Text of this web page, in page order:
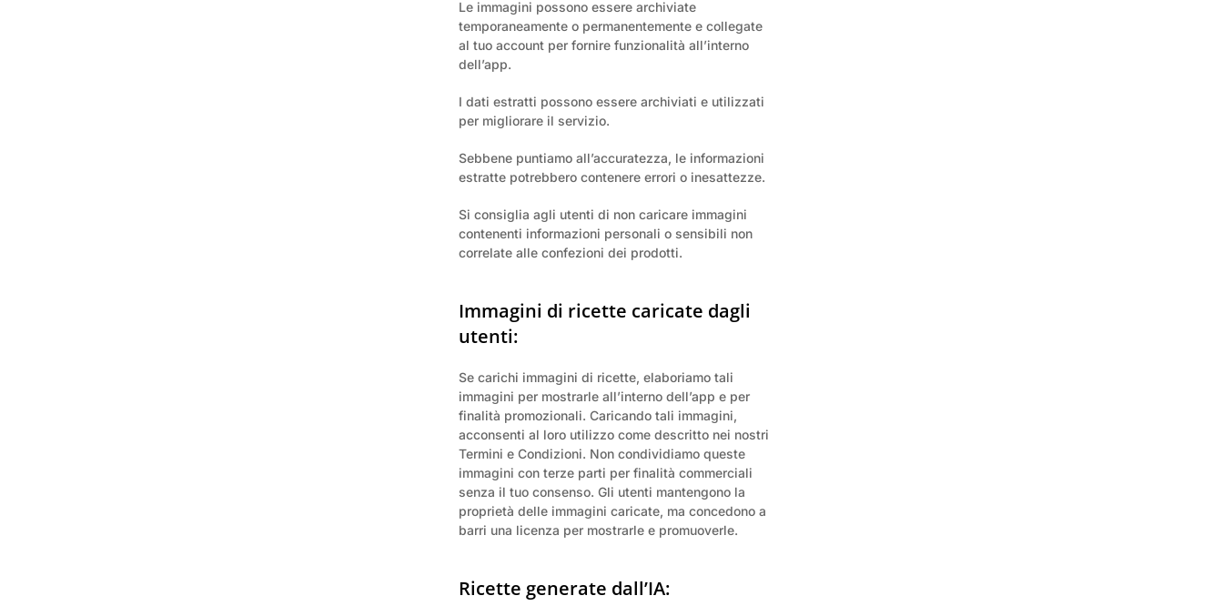
Le immagini possono essere archiviate
temporaneamente o permanentemente e collegate
al tuo account per fornire funzionalità all’interno
dell’app.
I dati estratti possono essere archiviati e utilizzati
per migliorare il servizio.
Sebbene puntiamo all’accuratezza, le informazioni
estratte potrebbero contenere errori o inesattezze.
Si consiglia agli utenti di non caricare immagini
contenenti informazioni personali o sensibili non
correlate alle confezioni dei prodotti.
Immagini di ricette caricate dagli
utenti:
Se carichi immagini di ricette, elaboriamo tali
immagini per mostrarle all’interno dell’app e per
finalità promozionali. Caricando tali immagini,
acconsenti al loro utilizzo come descritto nei nostri
Termini e Condizioni. Non condividiamo queste
immagini con terze parti per finalità commerciali
senza il tuo consenso. Gli utenti mantengono la
proprietà delle immagini caricate, ma concedono a
barri una licenza per mostrarle e promuoverle.
Ricette generate dall’IA: